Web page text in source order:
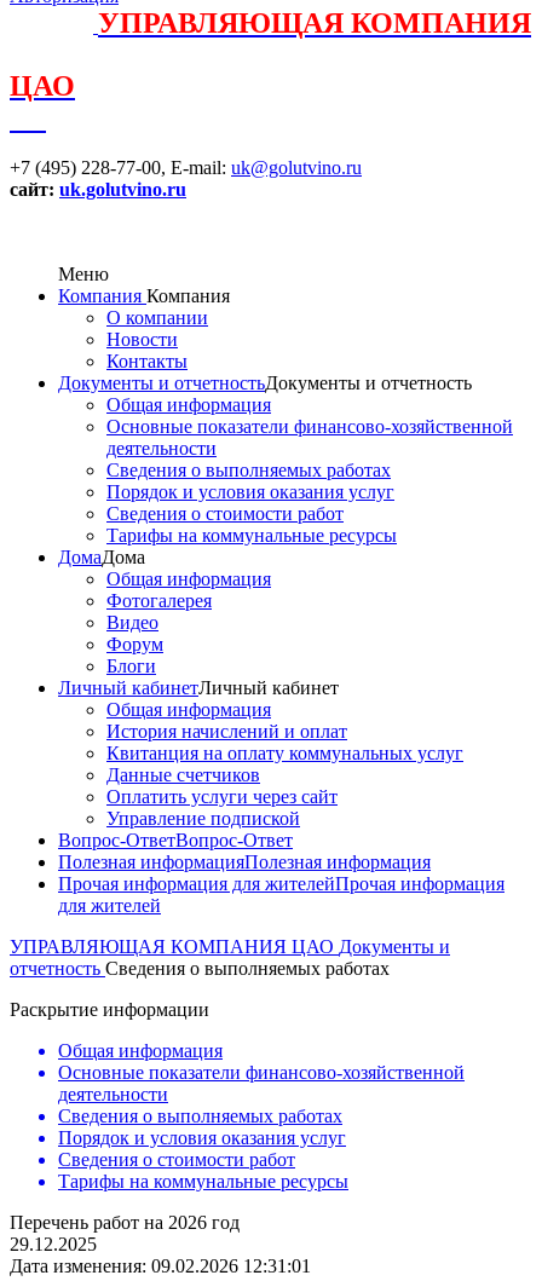
УПРАВЛЯЮЩАЯ КОМПАНИЯ
ЦАО
+7 (495) 228-77-00, E-mail: uk@golutvino.ru
сайт: uk.golutvino.ru
Меню
Компания Компания
О компании
Новости
Контакты
Документы и отчетностьДокументы и отчетность
Общая информация
Основные показатели финансово-хозяйственной
деятельности
Сведения о выполняемых работах
Порядок и условия оказания услуг
Сведения о стоимости работ
Тарифы на коммунальные ресурсы
ДомаДома
Общая информация
Фотогалерея
Видео
Форум
Блоги
Личный кабинетЛичный кабинет
Общая информация
История начислений и оплат
Квитанция на оплату коммунальных услуг
Данные счетчиков
Оплатить услуги через сайт
Управление подпиской
Вопрос-ОтветВопрос-Ответ
Полезная информацияПолезная информация
Прочая информация для жителейПрочая информация
для жителей
УПРАВЛЯЮЩАЯ КОМПАНИЯ ЦАО Документы и
отчетность Сведения о выполняемых работах
Раскрытие информации
Общая информация
Основные показатели финансово-хозяйственной
деятельности
Сведения о выполняемых работах
Порядок и условия оказания услуг
Сведения о стоимости работ
Тарифы на коммунальные ресурсы
Перечень работ на 2026 год
29.12.2025
Дата изменения: 09.02.2026 12:31:01